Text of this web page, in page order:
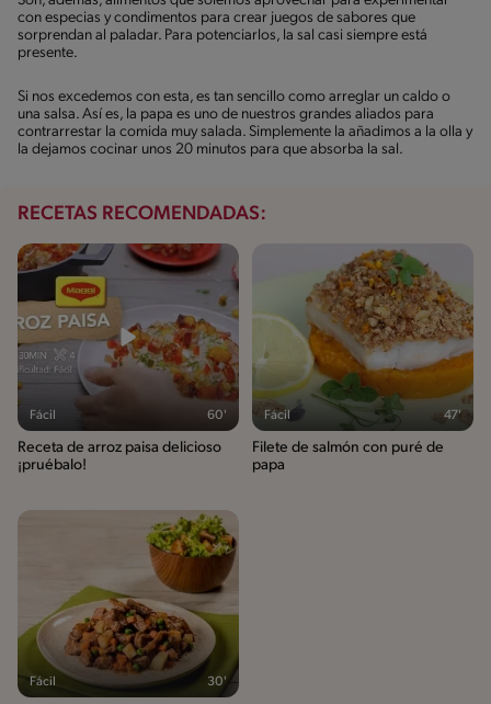
con especias y condimentos para crear juegos de sabores que
sorprendan al paladar. Para potenciarlos, la sal casi siempre está
presente.
Si nos excedemos con esta, es tan sencillo como arreglar un caldo o
una salsa. Así es, la papa es uno de nuestros grandes aliados para
contrarrestar la comida muy salada. Simplemente la añadimos a la olla y
la dejamos cocinar unos 20 minutos para que absorba la sal.
RECETAS RECOMENDADAS:
Fácil 60'
Receta de arroz paisa delicioso
¡pruébalo!
Fácil 47'
Filete de salmón con puré de
papa
Fácil 30'